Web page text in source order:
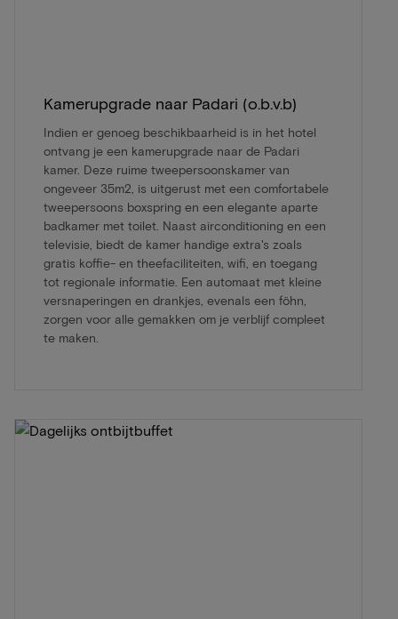
Kamerupgrade naar Padari (o.b.v.b)
Indien er genoeg beschikbaarheid is in het hotel
ontvang je een kamerupgrade naar de Padari
kamer. Deze ruime tweepersoonskamer van
ongeveer 35m2, is uitgerust met een comfortabele
tweepersoons boxspring en een elegante aparte
badkamer met toilet. Naast airconditioning en een
televisie, biedt de kamer handige extra's zoals
gratis koffie- en theefaciliteiten, wifi, en toegang
tot regionale informatie. Een automaat met kleine
versnaperingen en drankjes, evenals een föhn,
zorgen voor alle gemakken om je verblijf compleet
te maken.